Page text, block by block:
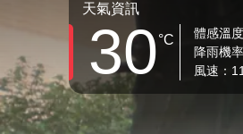
天氣資訊
30°C
體感溫
降雨機
風速：